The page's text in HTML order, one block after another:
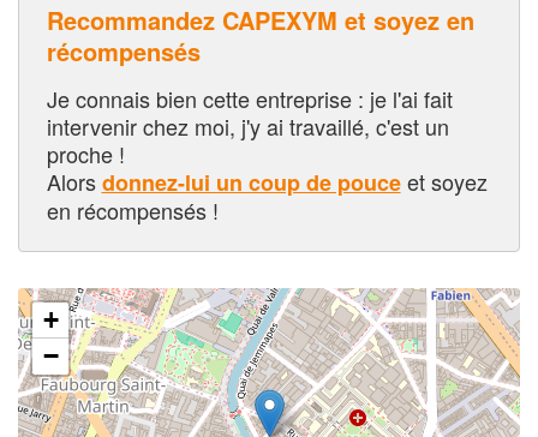
Recommandez CAPEXYM et soyez en
récompensés
Je connais bien cette entreprise : je l'ai fait
intervenir chez moi, j'y ai travaillé, c'est un
proche !
Alorsdonnez-lui un coup de pouceet soyez
en récompensés !
+
−